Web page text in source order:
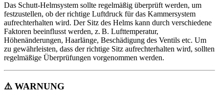
Das Schutt-Helmsystem sollte regelmäßig überprüft werden, um
festzustellen, ob der richtige Luftdruck für das Kammersystem
aufrechterhalten wird. Der Sitz des Helms kann durch verschiedene
Faktoren beeinflusst werden, z. B. Lufttemperatur,
Höhenänderungen, Haarlänge, Beschädigung des Ventils etc. Um
zu gewährleisten, dass der richtige Sitz aufrechterhalten wird, sollten
regelmäßige Überprüfungen vorgenommen werden.
⚠️ WARNUNG